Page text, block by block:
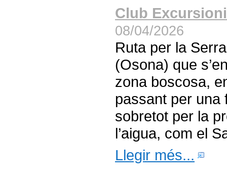
Club
08/04/2026
Ruta per la
(Osona) que
zona boscosa,
passant per una
sobretot per la
l’aigua, com el
Llegir més...